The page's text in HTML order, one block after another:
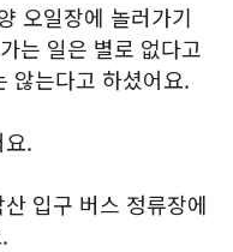
오일장에 놀러가기
는 일은 별로 없다고
않는다고 하셨어요.
.
입구 버스 정류장에